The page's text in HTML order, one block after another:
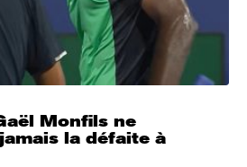
Monfils ne
la défaite à